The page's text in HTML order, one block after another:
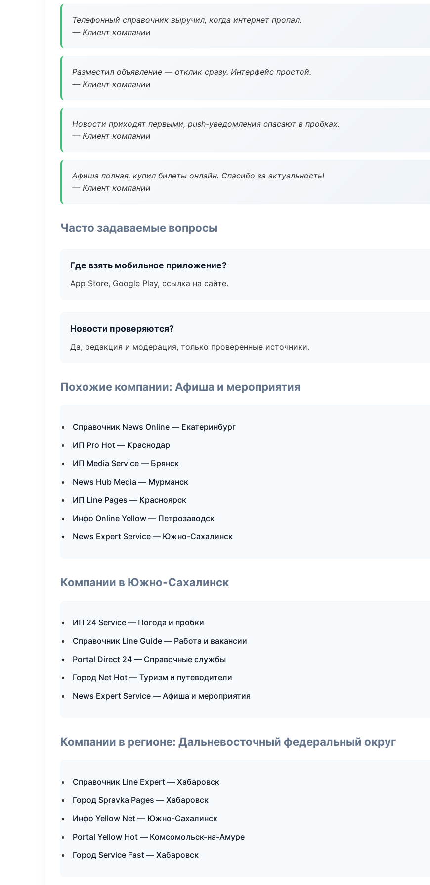
Телефонный справочник выручил, когда интернет пропал.
— Клиент компании
Разместил объявление — отклик сразу. Интерфейс простой.
— Клиент компании
Новости приходят первыми, push-уведомления спасают в пробках.
— Клиент компании
Афиша полная, купил билеты онлайн. Спасибо за актуальность!
— Клиент компании
Часто задаваемые вопросы
Где взять мобильное приложение?
App Store, Google Play, ссылка на сайте.
Новости проверяются?
Да, редакция и модерация, только проверенные источники.
Похожие компании: Афиша и мероприятия
Справочник News Online — Екатеринбург
ИП Pro Hot — Краснодар
ИП Media Service — Брянск
News Hub Media — Мурманск
ИП Line Pages — Красноярск
Инфо Online Yellow — Петрозаводск
News Expert Service — Южно-Сахалинск
Компании в Южно-Сахалинск
ИП 24 Service — Погода и пробки
Справочник Line Guide — Работа и вакансии
Portal Direct 24 — Справочные службы
Город Net Hot — Туризм и путеводители
News Expert Service — Афиша и мероприятия
Компании в регионе: Дальневосточный федеральный округ
Справочник Line Expert — Хабаровск
Город Spravka Pages — Хабаровск
Инфо Yellow Net — Южно-Сахалинск
Portal Yellow Hot — Комсомольск-на-Амуре
Город Service Fast — Хабаровск